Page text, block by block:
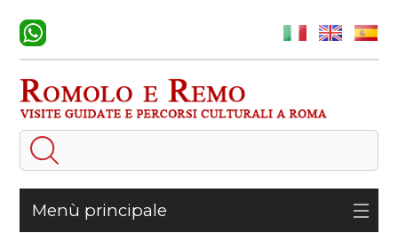
Menù principale